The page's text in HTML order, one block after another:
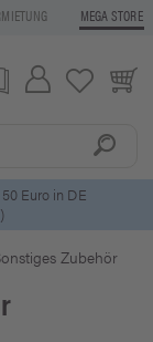
MEGA STORE
Zubehör